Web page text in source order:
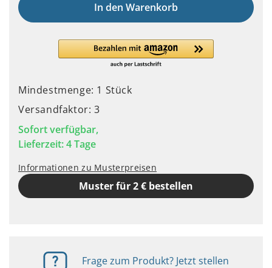
In den Warenkorb
Mindestmenge: 1 Stück
Versandfaktor: 3
Sofort verfügbar,
Lieferzeit: 4 Tage
Informationen zu Musterpreisen
Muster für 2 € bestellen
Frage zum Produkt? Jetzt stellen